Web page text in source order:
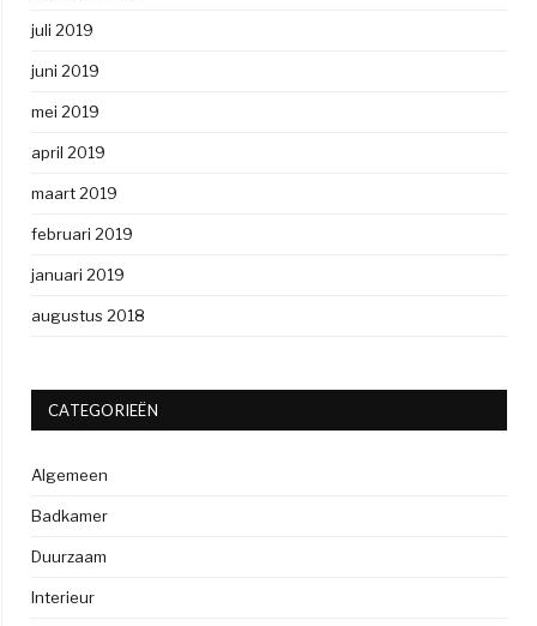
juli 2019
juni 2019
mei 2019
april 2019
maart 2019
februari 2019
januari 2019
augustus 2018
CATEGORIEËN
Algemeen
Badkamer
Duurzaam
Interieur